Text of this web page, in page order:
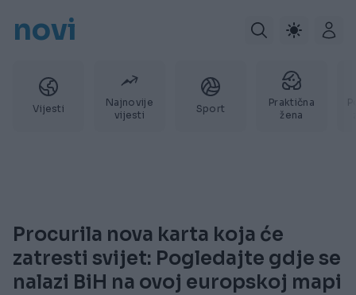
novi
Vijesti
Najnovije
vijesti
Sport
Praktična
žena
Procurila nova karta koja će
zatresti svijet: Pogledajte gdje se
nalazi BiH na ovoj europskoj mapi